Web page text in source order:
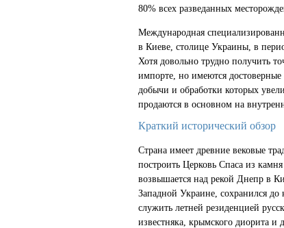
80% всех разведанных
Международная
в Киеве, столице Украины, в
Хотя довольно трудно получить
импорте, но имеются
добычи и обработки которых
продаются в основном на
Краткий исторический обзор
Страна имеет древние вековые
построить Церковь Спаса из
возвышается над рекой Днепр в
Западной Украине, сохранился
служить летней резиденцией
известняка, крымского диорита